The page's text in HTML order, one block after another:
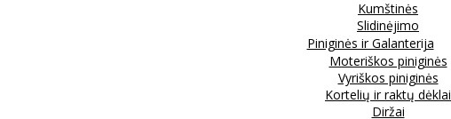
Kumštinės
Slidinėjimo
Piniginės ir Galanterija
Moteriškos piniginės
Vyriškos piniginės
Kortelių ir raktų dėklai
Diržai